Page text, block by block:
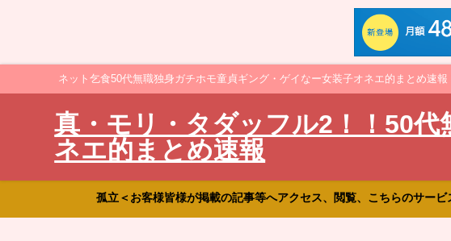
ネット乞食50代無職独身ガチホモ童貞ギング・ゲイなー女装子オネエ的まとめ速
真・モリ・タダッフル2！！50
ネエ的まとめ速報
孤立＜お客様皆様が掲載の記事等へアクセス、閲覧、こちらのサー